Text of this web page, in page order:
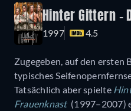
Hinter Gittern -
1997 4.5
Zugegeben, auf den ersten
typisches
Tatsächlich aber spielte
Frauenknast (1997–2007)